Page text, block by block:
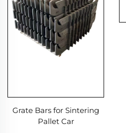
Grate Bars for Sintering
Pallet Car